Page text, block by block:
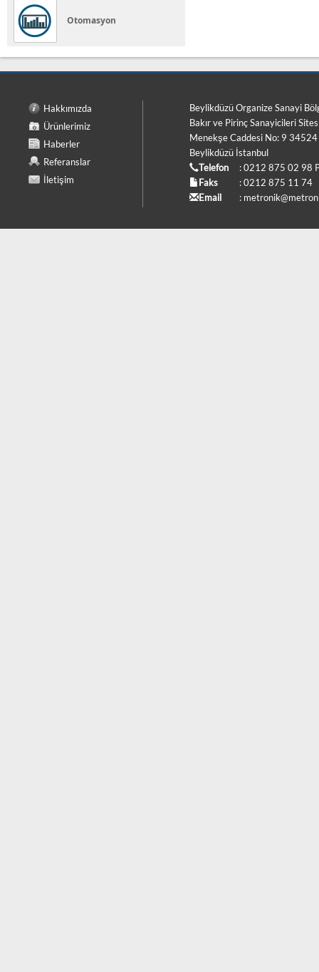
Otomasyon
Hakkımızda
Ürünlerimiz
Haberler
Referanslar
İletişim
Beylikdüzü Organize Sanayi
Bakır ve Pirinç Sanayicileri
Menekşe Caddesi No: 9 34524
Beylikdüzü İstanbul
Telefon
: 0212 875 02 98
Faks
: 0212 875 11 74
Email
: